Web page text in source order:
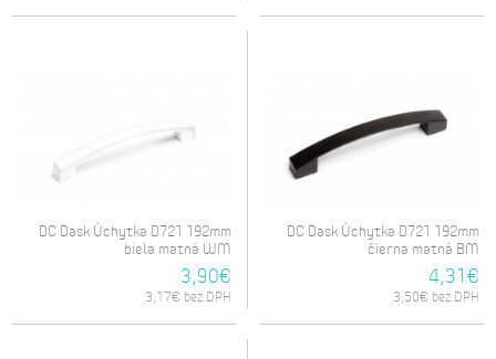
DC Dask Úchytka D721 192mm
biela matná WM
3,90€
3,17€ bez DPH
DC Dask Úchytka D721 192mm
čierna matná BM
4,31€
3,50€ bez DPH